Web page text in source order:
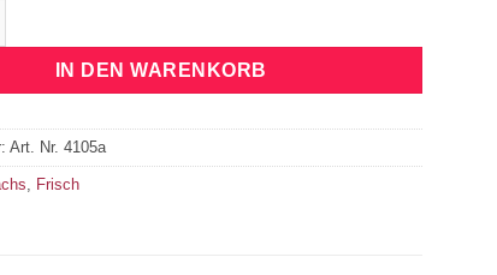
Filets, mit Haut, ganze Seite Menge
IN DEN WARENKORB
Art. Nr. 4105a
, Frisch